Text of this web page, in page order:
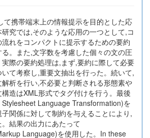
て携帯端末上の情報提示を目的とした応
究では,そのような応用の一つとして,コ
れをコンパクトに提示するための要約
。また,文字数を考慮した個々の文の圧
際の要約処理は,まず,要約に際して必要
て考察し,重要文抽出を行った。続いて,
析を行い,不必要と判断される形態素や
造はXML形式でタグ付けを行う。最後
Language Transformation)を
関係に対して制約を与えることにより,
結果の出力にあたって
Language)を使用した。In these